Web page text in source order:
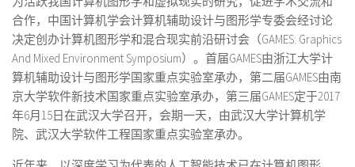
合作，中国计算机学会计算机辅助设计与图形学专委会经讨论
决定创办计算机图形学和混合现实前沿研讨会（GAMES: Graphics
And Mixed Environment Symposium）。首届GAMES由浙江大学计
算机辅助设计与图形学国家重点实验室承办，第二届GAMES由南
京大学软件新技术国家重点实验室承办，第三届GAMES定于2017
年6月15日在武汉大学召开，会期一天，由武汉大学计算机学
院、武汉大学软件工程国家重点实验室承办。